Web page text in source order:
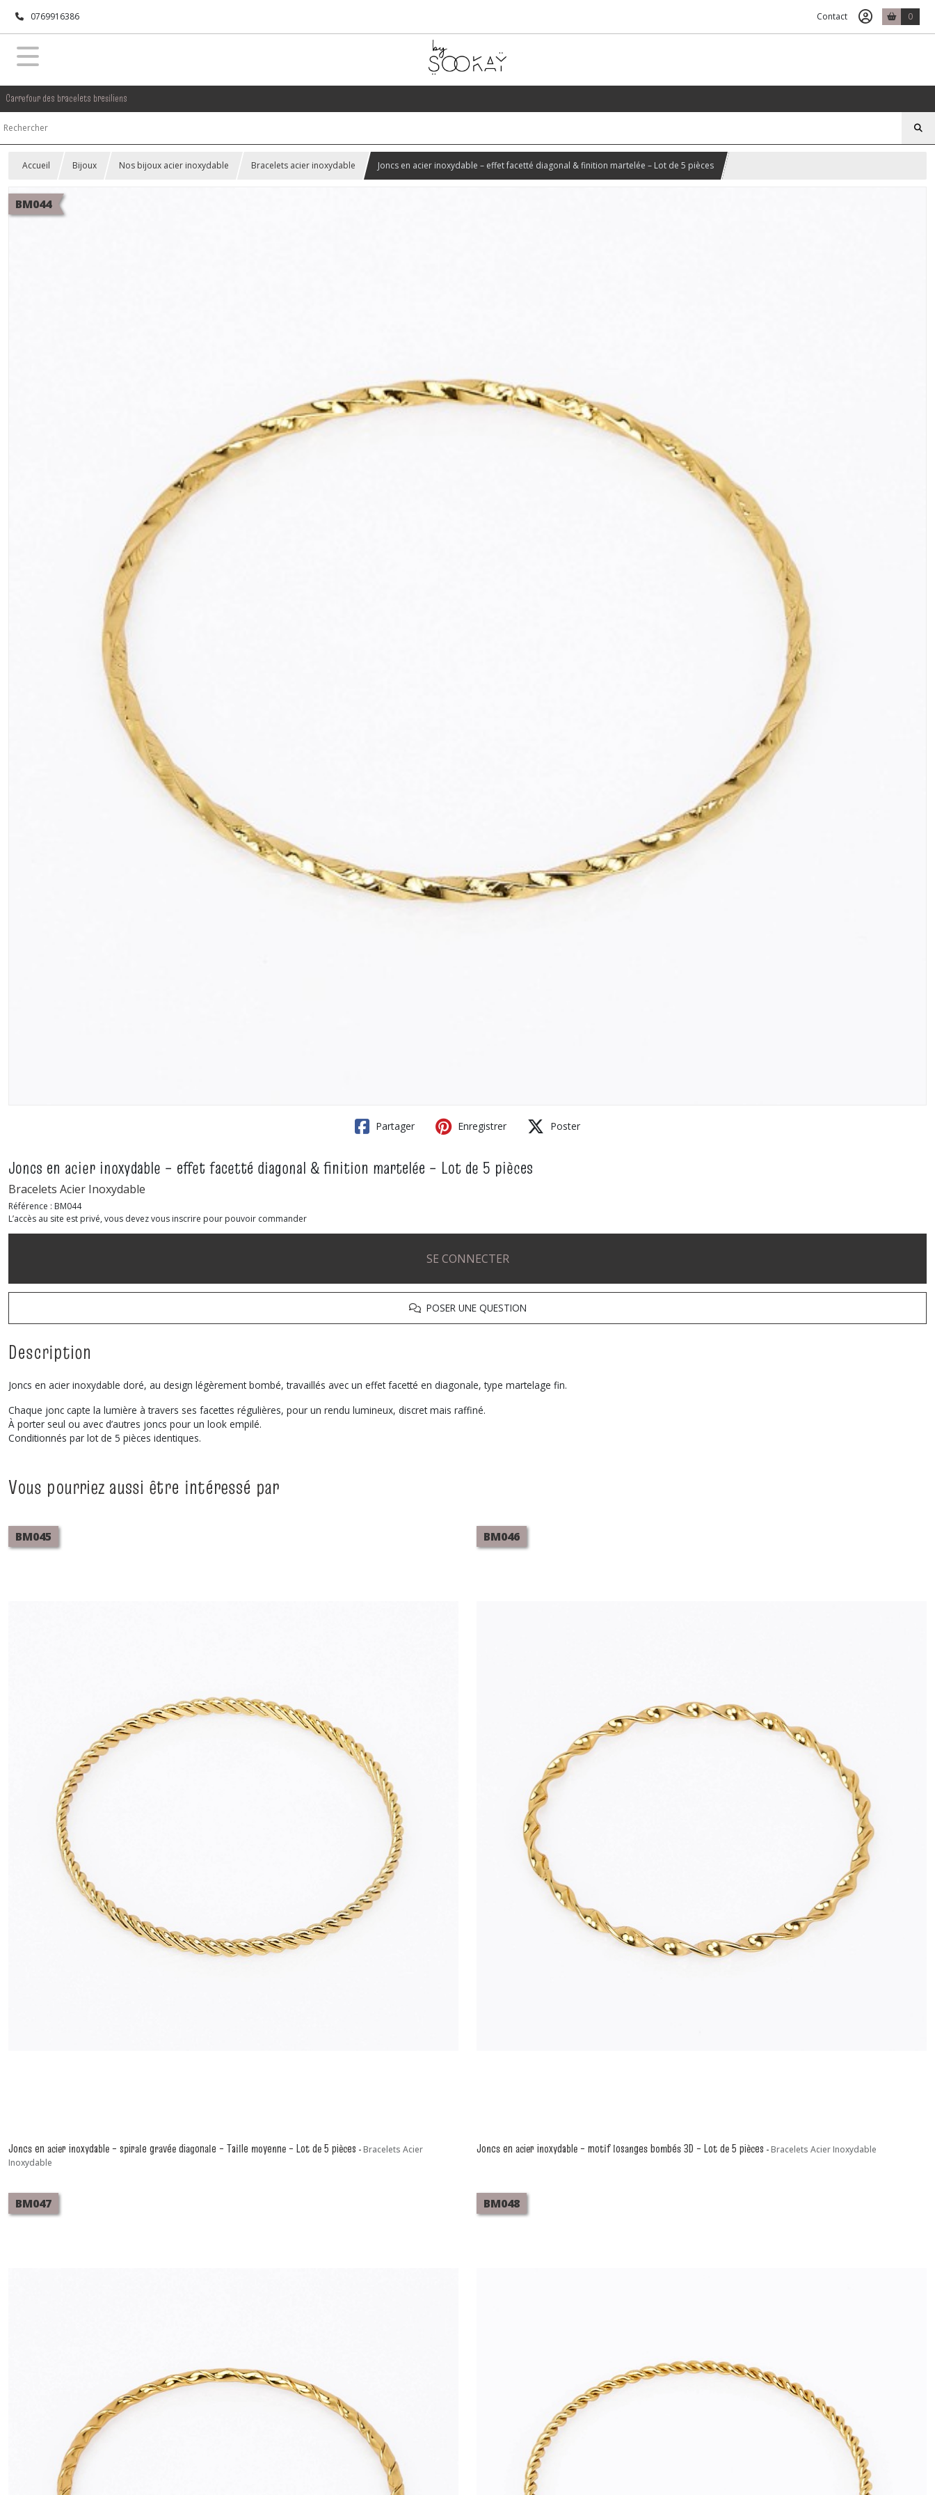
0769916386 Contact 0
Carrefour des bracelets bresiliens
Accueil Bijoux Nos bijoux acier inoxydable Bracelets acier inoxydable Joncs en acier inoxydable – effet facetté diagonal & finition martelée – Lot de 5 pièces
BM044
Partager Enregistrer Poster
Joncs en acier inoxydable – effet facetté diagonal & finition martelée – Lot de 5 pièces
Bracelets Acier Inoxydable
Référence : BM044
L’accès au site est privé, vous devez vous inscrire pour pouvoir commander
SE CONNECTER
POSER UNE QUESTION
Description
Joncs en acier inoxydable doré, au design légèrement bombé, travaillés avec un effet facetté en diagonale, type martelage fin.
Chaque jonc capte la lumière à travers ses facettes régulières, pour un rendu lumineux, discret mais raffiné.
À porter seul ou avec d’autres joncs pour un look empilé.
Conditionnés par lot de 5 pièces identiques.
Vous pourriez aussi être intéressé par
BM045
Joncs en acier inoxydable – spirale gravée diagonale – Taille moyenne – Lot de 5 pièces -Bracelets Acier
Inoxydable
BM046
Joncs en acier inoxydable – motif losanges bombés 3D – Lot de 5 pièces -Bracelets Acier Inoxydable
BM047 BM048